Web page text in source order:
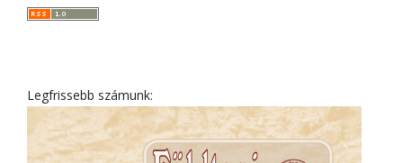
Legfrissebb számunk: